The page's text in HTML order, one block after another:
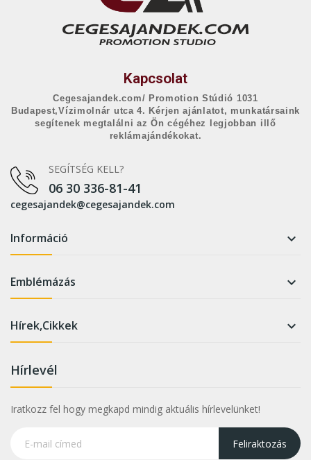
Kapcsolat
Cegesajandek.com/ Promotion Stúdió 1031
Budapest,Vízimolnár utca 4. Kérjen ajánlatot, munkatársaink
segítenek megtalálni az Ön cégéhez legjobban illő
reklámajándékokat.
SEGÍTSÉG KELL?
06 30 336-81-41
cegesajandek@cegesajandek.com
Információ 
Emblémázás 
Hírek,Cikkek 
Hírlevél
Iratkozz fel hogy megkapd mindig aktuális hírlevelünket!
Feliraktozás